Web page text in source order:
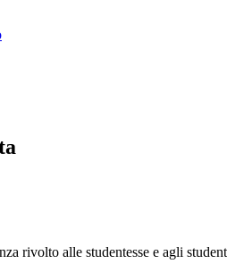
rivolto alle studentesse e agli